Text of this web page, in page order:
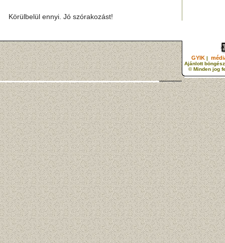
Körülbelül ennyi. Jó szórakozást!
GYIK |
Ajánlott
© Minden jog